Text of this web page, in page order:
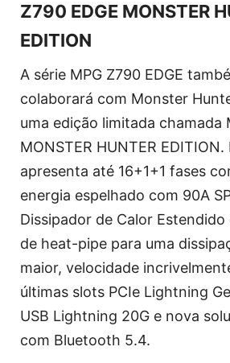
Z790 EDGE MONSTER
EDITION
A série MPG Z790 EDGE
colaborará com Monster
uma edição limitada chamada
MONSTER HUNTER
apresenta até 16+1+1 fases
energia espelhado com 90A
Dissipador de Calor
de heat-pipe para uma
maior, velocidade
últimas slots PCIe Lightning
USB Lightning 20G e nova
com Bluetooth 5.4.